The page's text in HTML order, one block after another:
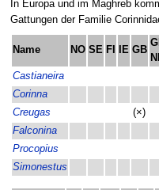
In Europa und im Maghreb
Gattungen der Familie
Name NO SE FI IE GB
Castianeira
Corinna
Creugas
(×)
Falconina
Procopius
Simonestus